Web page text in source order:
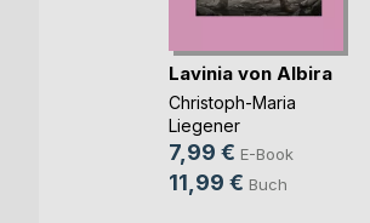
Lavinia von Albira
Christoph-Maria
Liegener
7,99 € E-Book
11,99 € Buch